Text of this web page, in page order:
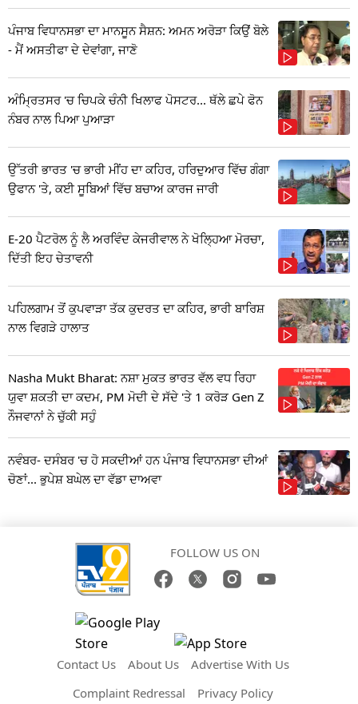
ਪੰਜਾਬ ਵਿਧਾਨਸਭਾ ਦਾ ਮਾਨਸੂਨ ਸੈਸ਼ਨ: ਅਮਨ ਅਰੋੜਾ ਕਿਉਂ ਬੋਲੇ
- ਮੈਂ ਅਸਤੀਫਾ ਦੇ ਦੇਵਾਂਗਾ, ਜਾਣੋ
ਅੰਮ੍ਰਿਤਸਰ 'ਚ ਚਿਪਕੇ ਚੰਨੀ ਖਿਲਾਫ ਪੋਸਟਰ... ਥੱਲੇ ਛਪੇ ਫੋਨ
ਨੰਬਰ ਨਾਲ ਪਿਆ ਪੁਆੜਾ
ਉੱਤਰੀ ਭਾਰਤ 'ਚ ਭਾਰੀ ਮੀਂਹ ਦਾ ਕਹਿਰ, ਹਰਿਦੁਆਰ ਵਿੱਚ ਗੰਗਾ
ਉਫਾਨ 'ਤੇ, ਕਈ ਸੂਬਿਆਂ ਵਿੱਚ ਬਚਾਅ ਕਾਰਜ ਜਾਰੀ
E-20 ਪੈਟਰੋਲ ਨੂੰ ਲੈ ਅਰਵਿੰਦ ਕੇਜਰੀਵਾਲ ਨੇ ਖੋਲ੍ਹਿਆ ਮੋਰਚਾ,
ਦਿੱਤੀ ਇਹ ਚੇਤਾਵਨੀ
ਪਹਿਲਗਾਮ ਤੋਂ ਕੁਪਵਾੜਾ ਤੱਕ ਕੁਦਰਤ ਦਾ ਕਹਿਰ, ਭਾਰੀ ਬਾਰਿਸ਼
ਨਾਲ ਵਿਗੜੇ ਹਾਲਾਤ
Nasha Mukt Bharat: ਨਸ਼ਾ ਮੁਕਤ ਭਾਰਤ ਵੱਲ ਵਧ ਰਿਹਾ
ਯੁਵਾ ਸ਼ਕਤੀ ਦਾ ਕਦਮ, PM ਮੋਦੀ ਦੇ ਸੱਦੇ 'ਤੇ 1 ਕਰੋੜ Gen Z
ਨੌਜਵਾਨਾਂ ਨੇ ਚੁੱਕੀ ਸਹੁੰ
ਨਵੰਬਰ- ਦਸੰਬਰ 'ਚ ਹੋ ਸਕਦੀਆਂ ਹਨ ਪੰਜਾਬ ਵਿਧਾਨਸਭਾ ਦੀਆਂ
ਚੋਣਾਂ... ਭੁਪੇਸ਼ ਬਘੇਲ ਦਾ ਵੱਡਾ ਦਾਅਵਾ
FOLLOW US ON
Contact Us About Us
Advertise With Us
Complaint Redressal
Privacy Policy